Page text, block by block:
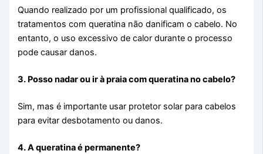
Quando realizado por um profissional qualificado, os
tratamentos com queratina não danificam o cabelo. No
entanto, o uso excessivo de calor durante o processo
pode causar danos.
3. Posso nadar ou ir à praia com queratina no cabelo?
Sim, mas é importante usar protetor solar para cabelos
para evitar desbotamento ou danos.
4. A queratina é permanente?